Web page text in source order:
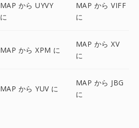
MAP から UYVY
に
MAP から VIFF
に
MAP から XPM に
MAP から XV
に
MAP から YUV に
MAP から JBG
に